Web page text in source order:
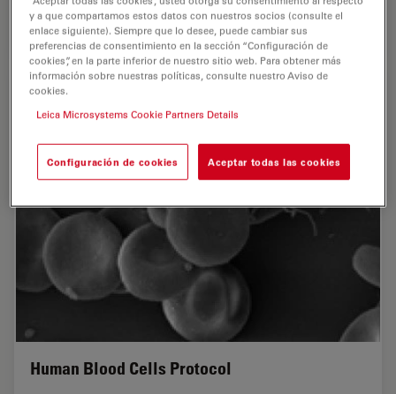
Oct 13, 2016 Article Nota aplicativa
Human Blood Cells Protocol
y a que compartamos estos datos con nuestros socios (consulte el
enlace siguiente). Siempre que lo desee, puede cambiar sus
preferencias de consentimiento en la sección “Configuración de
cookies”, en la parte inferior de nuestro sitio web. Para obtener más
información sobre nuestras políticas, consulte nuestro Aviso de
cookies.
Leica Microsystems Cookie Partners Details
Configuración de cookies Aceptar todas las cookies